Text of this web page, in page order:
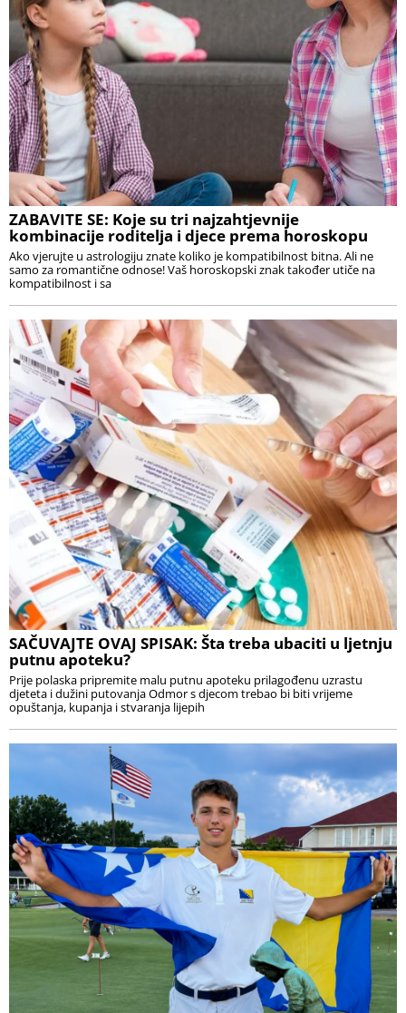
ZABAVITE SE: Koje su tri najzahtjevnije
kombinacije roditelja i djece prema horoskopu
Ako vjerujte u astrologiju znate koliko je kompatibilnost bitna. Ali ne
samo za romantične odnose! Vaš horoskopski znak također utiče na
kompatibilnost i sa
SAČUVAJTE OVAJ SPISAK: Šta treba ubaciti u ljetnju
putnu apoteku?
Prije polaska pripremite malu putnu apoteku prilagođenu uzrastu
djeteta i dužini putovanja Odmor s djecom trebao bi biti vrijeme
opuštanja, kupanja i stvaranja lijepih